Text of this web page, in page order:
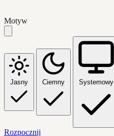
Motyw
Jasny Ciemny Systemowy
Rozpocznij